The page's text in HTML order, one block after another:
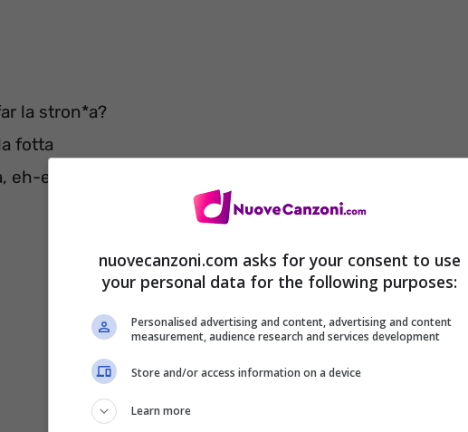
la stron*a?
fotta
eh-eh-eh
nuovecanzoni.com asks for your consent to use
your personal data for the following purposes:
Personalised advertising and content, advertising and content
measurement, audience research and services development
Store and/or access information on a device
Learn more